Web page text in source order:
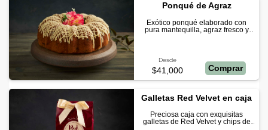
Ponqué de Agraz
Exótico ponqué elaborado con
pura mantequilla, agraz fresco y
Desde
$41,000 Comprar
Galletas Red Velvet en caja
Preciosa caja con exquisitas
galletas de Red Velvet y chips de